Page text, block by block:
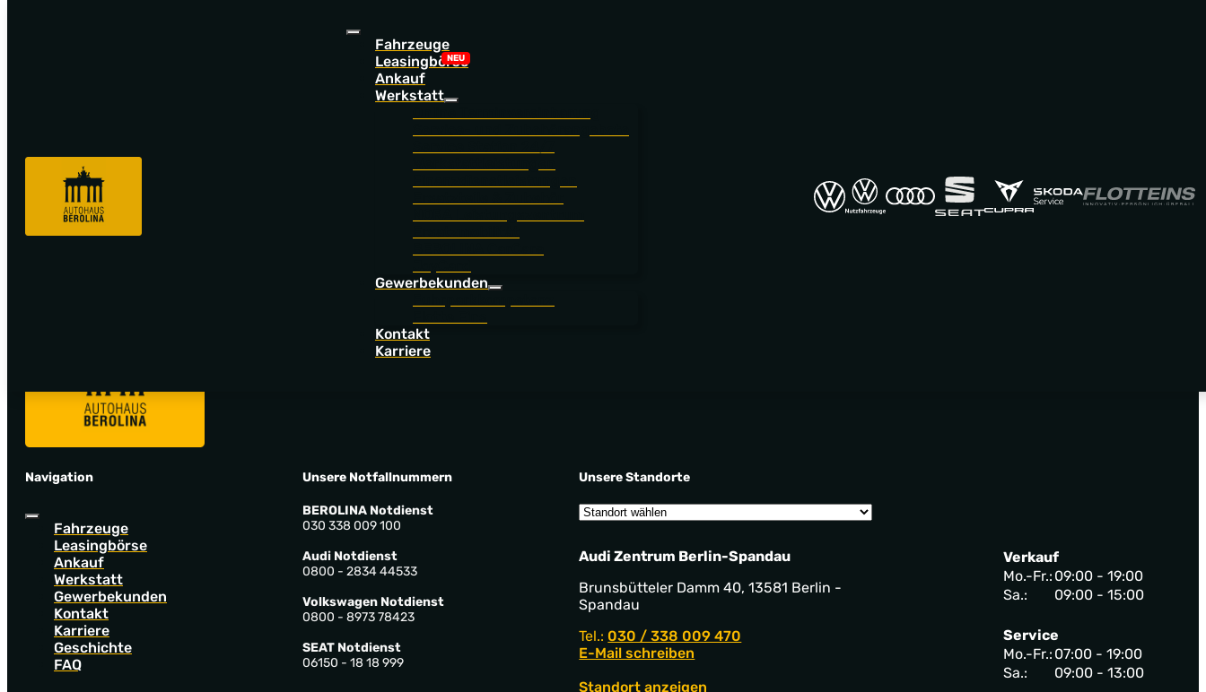
Fahrzeuge
Leasingbörse
Ankauf
Werkstatt
Gewerbekunden
Kontakt
Karriere
Go back to startpage to see our new offers.
Navigation
Fahrzeuge
Leasingbörse
Ankauf
Werkstatt
Gewerbekunden
Kontakt
Karriere
Geschichte
FAQ
Unsere Notfallnummern
BEROLINA Notdienst
030 338 009 100
Audi Notdienst
0800 - 2834 44533
Volkswagen Notdienst
0800 - 8973 78423
SEAT Notdienst
06150 - 18 18 999
Unsere Standorte
Audi Zentrum Berlin-Spandau
Brunsbütteler Damm 40, 13581 Berlin -
Spandau
Tel.: 030 / 338 009 470
E-Mail schreiben
Standort anzeigen
Verkauf
Mo.-Fr.: 09:00 - 19:00
Sa.:
09:00 - 15:00
Service
Mo.-Fr.: 07:00 - 19:00
Sa.:
09:00 - 13:00